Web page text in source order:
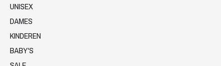
UNISEX
DAMES
KINDEREN
BABY'S